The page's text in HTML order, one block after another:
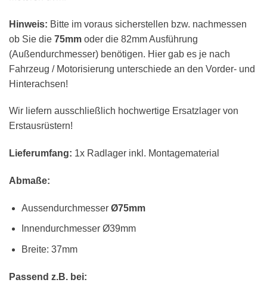
Hinweis: Bitte im voraus sicherstellen bzw. nachmessen
ob Sie die 75mm oder die 82mm Ausführung
(Außendurchmesser) benötigen. Hier gab es je nach
Fahrzeug / Motorisierung unterschiede an den Vorder- und
Hinterachsen!
Wir liefern ausschließlich hochwertige Ersatzlager von
Erstausrüstern!
Lieferumfang: 1x Radlager inkl. Montagematerial
Abmaße:
Aussendurchmesser Ø75mm
Innendurchmesser Ø39mm
Breite: 37mm
Passend z.B. bei: